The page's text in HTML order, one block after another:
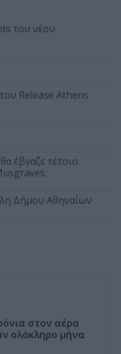
του νέου
Release Athens
έβγαζε τέτοιο
Δήμου Αθηναίων
στον αέρα
ολόκληρο μήνα